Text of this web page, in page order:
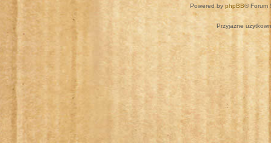
Powered by phpBB® Forum
Przyjazne